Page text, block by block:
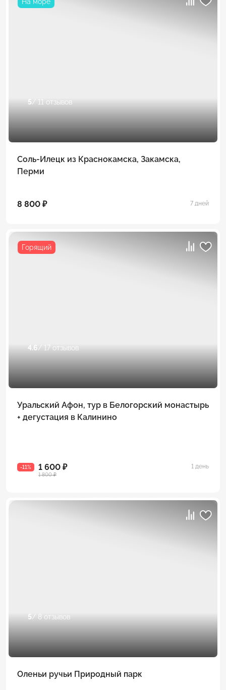
5/ 11 отзывов
Соль-Илецк из Краснокамска, Закамска,
Перми
8 800 ₽ 7 дней
Горящий
4.6/ 17 отзывов
Уральский Афон, тур в Белогорский монастырь
+ дегустация в Калинино
-11% 1 600 ₽
1 800 ₽
1 день
5/ 8 отзывов
Оленьи ручьи Природный парк